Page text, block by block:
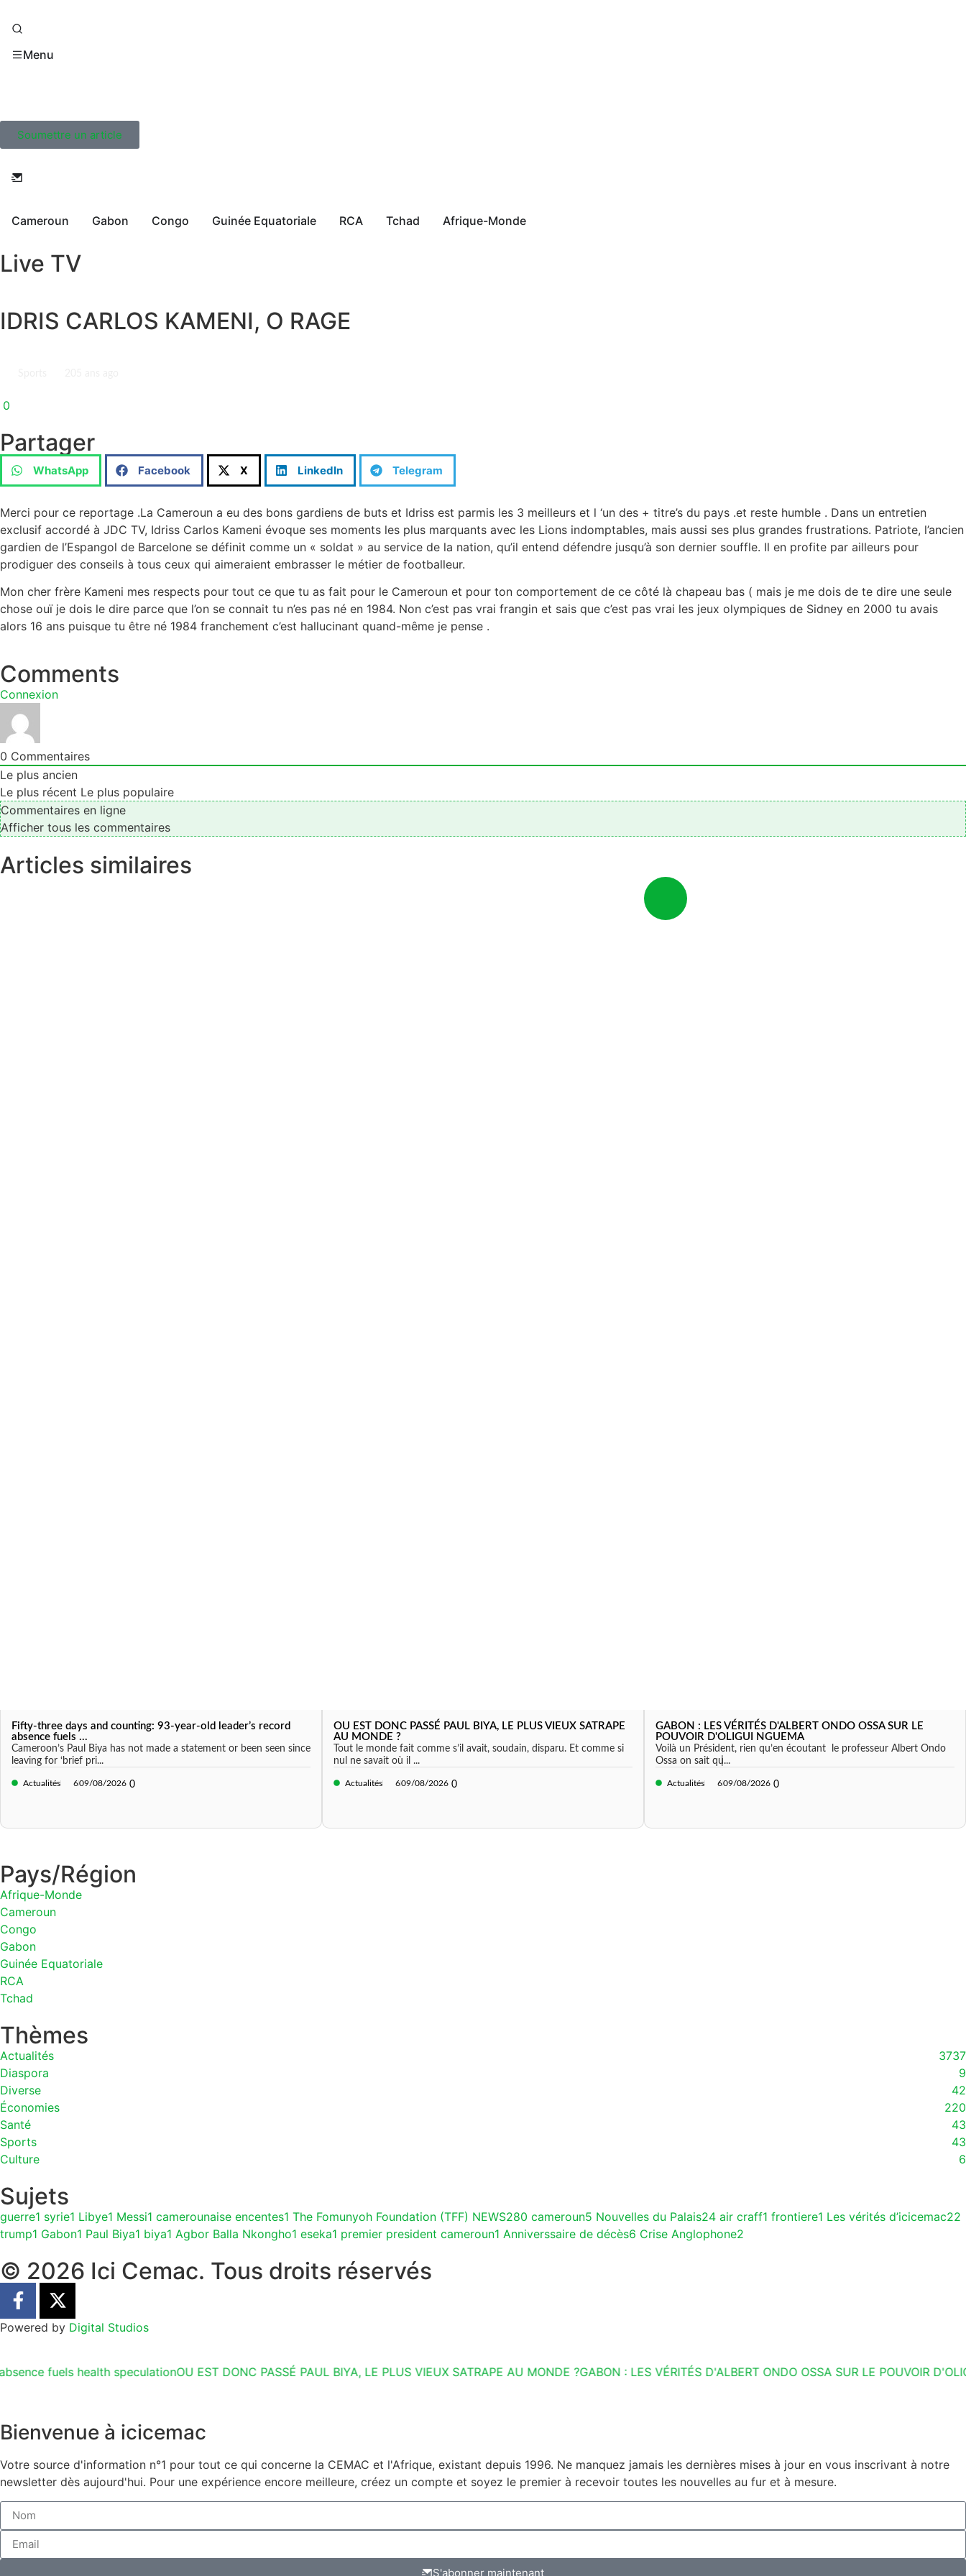
Menu
Soumettre un article
Cameroun Gabon Congo Guinée Equatoriale RCA Tchad Afrique-Monde
Live TV
IDRIS CARLOS KAMENI, O RAGE
0
Partager
WhatsApp Facebook X LinkedIn Telegram
Merci pour ce reportage .La Cameroun a eu des bons gardiens de buts et Idriss est parmis les 3 meilleurs et l ‘un des + titre’s du pays .et reste humble . Dans un entretien
exclusif accordé à JDC TV, Idriss Carlos Kameni évoque ses moments les plus marquants avec les Lions indomptables, mais aussi ses plus grandes frustrations. Patriote, l’ancien
gardien de l’Espangol de Barcelone se définit comme un « soldat » au service de la nation, qu’il entend défendre jusqu’à son dernier souffle. Il en profite par ailleurs pour
prodiguer des conseils à tous ceux qui aimeraient embrasser le métier de footballeur.
Mon cher frère Kameni mes respects pour tout ce que tu as fait pour le Cameroun et pour ton comportement de ce côté là chapeau bas ( mais je me dois de te dire une seule
chose ouï je dois le dire parce que l’on se connait tu n’es pas né en 1984. Non c’est pas vrai frangin et sais que c’est pas vrai les jeux olympiques de Sidney en 2000 tu avais
alors 16 ans puisque tu être né 1984 franchement c’est hallucinant quand-même je pense .
Comments
Connexion
0 Commentaires
Le plus ancien
Le plus récent Le plus populaire
Commentaires en ligne
Afficher tous les commentaires
Articles similaires
Fifty-three days and counting: 93-year-old leader’s record
absence fuels ...
Cameroon’s Paul Biya has not made a statement or been seen since
leaving for ‘brief pri...
Actualités 609/08/2026 0
OU EST DONC PASSÉ PAUL BIYA, LE PLUS VIEUX SATRAPE
AU MONDE ?
Tout le monde fait comme s’il avait, soudain, disparu. Et comme si
nul ne savait où il ...
Actualités 609/08/2026 0
GABON : LES VÉRITÉS D'ALBERT ONDO OSSA SUR LE
POUVOIR D'OLIGUI NGUEMA
Voilà un Président, rien qu’en écoutant le professeur Albert Ondo
Ossa on sait qu̵...
Actualités 609/08/2026 0
Pays/Région
Afrique-Monde
Cameroun
Congo
Gabon
Guinée Equatoriale
RCA
Tchad
Thèmes
Actualités
3737
Diaspora
9
Diverse
42
Économies
220
Santé
43
Sports
43
Culture
6
Sujets
guerre1 syrie1 Libye1 Messi1 camerounaise encentes1 The Fomunyoh Foundation (TFF) NEWS280 cameroun5 Nouvelles du Palais24 air craff1 frontiere1 Les vérités d’icicemac22
trump1 Gabon1 Paul Biya1 biya1 Agbor Balla Nkongho1 eseka1 premier president cameroun1 Anniverssaire de décès6 Crise Anglophone2
© 2026 Ici Cemac. Tous droits réservés
Powered by Digital Studios
fuels health speculationOU EST DONC PASSÉ PAUL BIYA, LE PLUS VIEUX SATRAPE AU MONDE ?GABON : LES VÉRITÉS D'ALBERT ONDO OSSA SUR LE POUVOIR D'OLIGUI
Bienvenue à icicemac
Votre source d'information n°1 pour tout ce qui concerne la CEMAC et l'Afrique, existant depuis 1996. Ne manquez jamais les dernières mises à jour en vous inscrivant à notre
newsletter dès aujourd'hui. Pour une expérience encore meilleure, créez un compte et soyez le premier à recevoir toutes les nouvelles au fur et à mesure.
S'abonner maintenant